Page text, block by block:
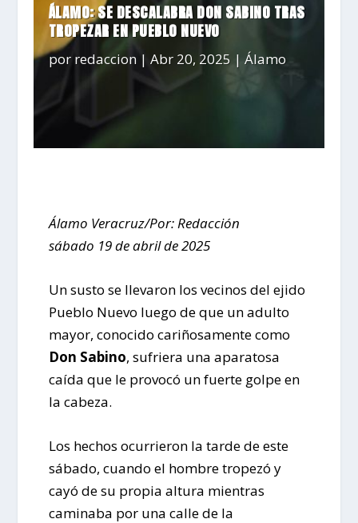
ÁLAMO: SE DESCALABRA DON SABINO TRAS
TROPEZAR EN PUEBLO NUEVO
por redaccion | Abr 20, 2025 | Álamo
Álamo Veracruz/Por: Redacción
sábado 19 de abril de 2025
Un susto se llevaron los vecinos del ejido
Pueblo Nuevo luego de que un adulto
mayor, conocido cariñosamente como
Don Sabino, sufriera una aparatosa
caída que le provocó un fuerte golpe en
la cabeza.
Los hechos ocurrieron la tarde de este
sábado, cuando el hombre tropezó y
cayó de su propia altura mientras
caminaba por una calle de la